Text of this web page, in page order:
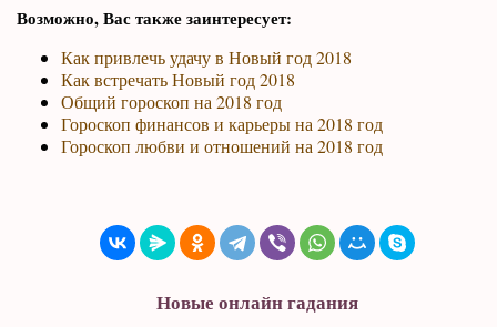
Возможно, Вас также заинтересует:
Как привлечь удачу в Новый год 2018
Как встречать Новый год 2018
Общий гороскоп на 2018 год
Гороскоп финансов и карьеры на 2018 год
Гороскоп любви и отношений на 2018 год
Новые онлайн гадания